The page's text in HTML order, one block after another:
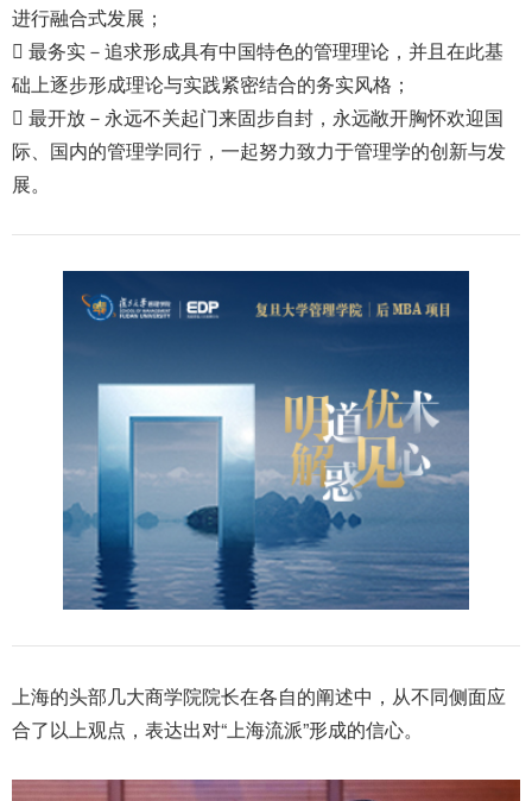
进行融合式发展；
 最务实－追求形成具有中国特色的管理理论，并且在此基
础上逐步形成理论与实践紧密结合的务实风格；
 最开放－永远不关起门来固步自封，永远敞开胸怀欢迎国
际、国内的管理学同行，一起努力致力于管理学的创新与发
展。
上海的头部几大商学院院长在各自的阐述中，从不同侧面应
合了以上观点，表达出对“上海流派”形成的信心。